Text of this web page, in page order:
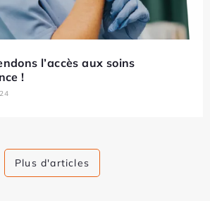
l’accès aux soins
!
Plus d'articles